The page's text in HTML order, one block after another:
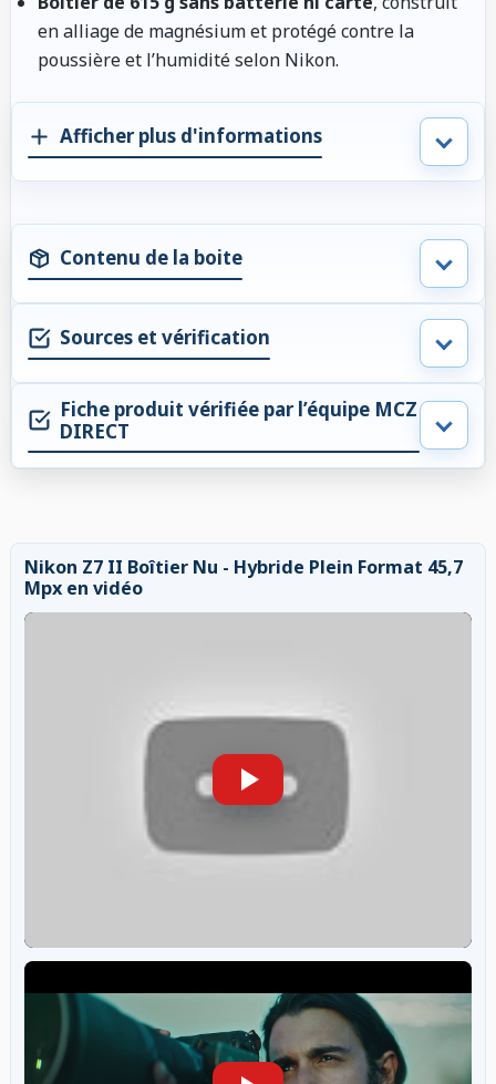
en alliage de magnésium et protégé contre la
poussière et l’humidité selon Nikon.
Afficher plus d'informations
Contenu de la boite
Sources et vérification
Fiche produit vérifiée par l’équipe MCZ
DIRECT
Nikon Z7 II Boîtier Nu - Hybride Plein Format 45,7
Mpx en vidéo